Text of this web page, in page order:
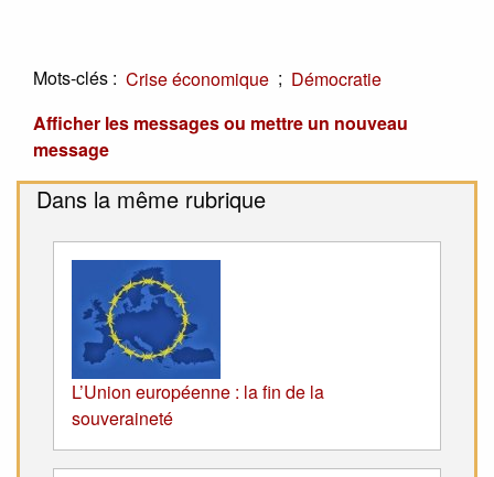
Mots-clés : Crise économique ; Démocratie
Afficher les messages ou mettre un nouveau
message
Dans la même rubrique
L’Union européenne : la fin de la
souveraineté